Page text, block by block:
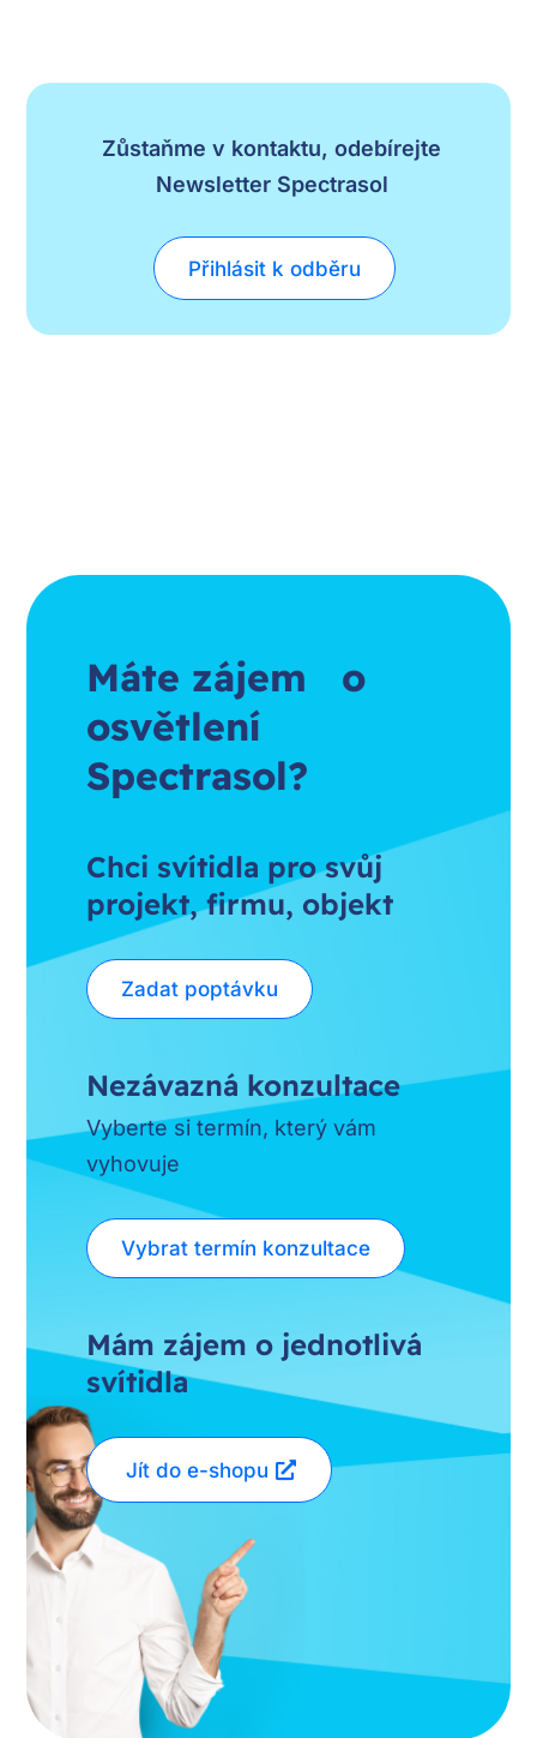
Zůstaňme v kontaktu, odebírejte
Newsletter Spectrasol
Přihlásit k odběru
Máte zájem o
osvětlení
Spectrasol?
Chci svítidla pro svůj
projekt, firmu, objekt
Zadat poptávku
Nezávazná konzultace
Vyberte si termín, který vám
vyhovuje
Vybrat termín konzultace
Mám zájem o jednotlivá
svítidla
Jít do e-shopu